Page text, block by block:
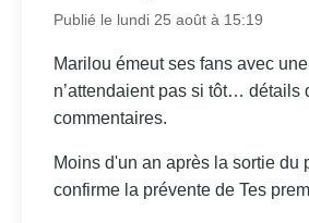
Publié le lundi 25 août à 15:19
Marilou émeut ses fans avec
n’attendaient pas si tôt… détails
commentaires.
Moins d'un an après la sortie du
confirme la prévente de Tes